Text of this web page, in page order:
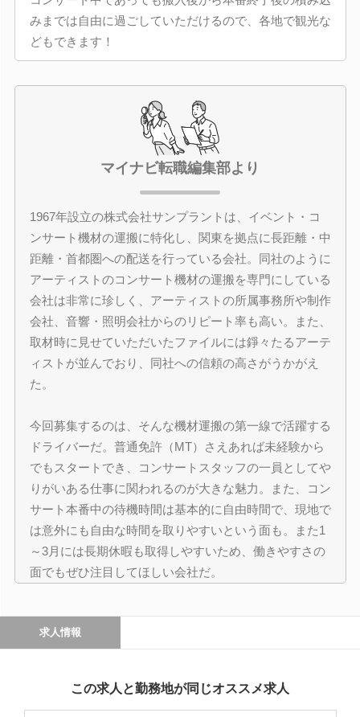
みまでは自由に過ごしていただけるので、各地で観光な
どもできます！
マイナビ転職編集部より
1967年設立の株式会社サンプラントは、イベント・コ
ンサート機材の運搬に特化し、関東を拠点に長距離・中
距離・首都圏への配送を行っている会社。同社のように
アーティストのコンサート機材の運搬を専門にしている
会社は非常に珍しく、アーティストの所属事務所や制作
会社、音響・照明会社からのリピート率も高い。また、
取材時に見せていただいたファイルには錚々たるアーテ
ィストが並んでおり、同社への信頼の高さがうかがえ
た。
今回募集するのは、そんな機材運搬の第一線で活躍する
ドライバーだ。普通免許（MT）さえあれば未経験から
でもスタートでき、コンサートスタッフの一員としてや
りがいある仕事に関われるのが大きな魅力。また、コン
サート本番中の待機時間は基本的に自由時間で、現地で
は意外にも自由な時間を取りやすいという面も。また1
～3月には長期休暇も取得しやすいため、働きやすさの
面でもぜひ注目してほしい会社だ。
求人情報
この求人と勤務地が同じオススメ求人